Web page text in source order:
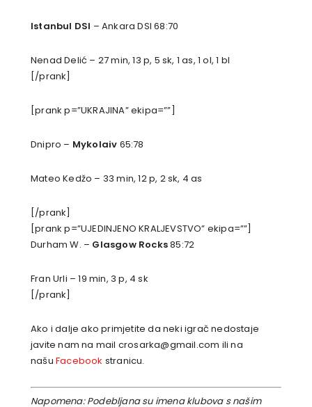
Istanbul DSI – Ankara DSI 68:70
Nenad Delić – 27 min, 13 p, 5 sk, 1 as, 1 ol, 1 bl
[/prank]
[prank p=”UKRAJINA” ekipa=””]
Dnipro – Mykolaiv 65:78
Mateo Kedžo – 33 min, 12 p, 2 sk, 4 as
[/prank]
[prank p=”UJEDINJENO KRALJEVSTVO” ekipa=””]
Durham W. – Glasgow Rocks85:72
Fran Urli – 19 min, 3 p, 4 sk
[/prank]
Ako i dalje ako primjetite da neki igrač nedostaje
javite nam na mail crosarka@gmail.com ili na
našu Facebook stranicu.
Napomena: Podebljana su imena klubova s našim